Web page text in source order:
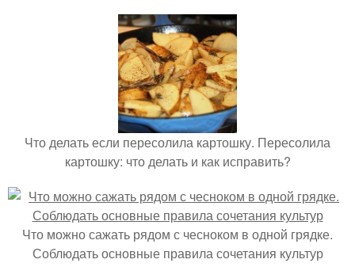
Что делать если пересолила картошку. Пересолила
картошку: что делать и как исправить?
Что можно сажать рядом с чесноком в одной грядке.
Соблюдать основные правила сочетания культур